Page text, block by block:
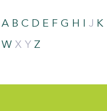
A B C D E F G H I J K
W X Y Z